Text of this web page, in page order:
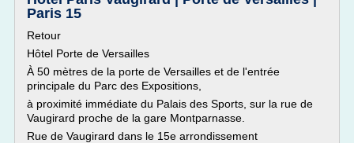
Paris 15
Retour
Hôtel Porte de Versailles
À 50 mètres de la porte de Versailles et de l'entrée
principale du Parc des Expositions,
à proximité immédiate du Palais des Sports, sur la rue de
Vaugirard proche de la gare Montparnasse.
Rue de Vaugirard dans le 15e arrondissement